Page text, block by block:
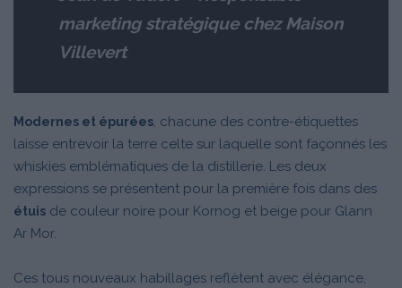
marketing stratégique chez Maison
Villevert
Modernes et épurées, chacune des contre-étiquettes
laisse entrevoir la terre celte sur laquelle sont façonnés les
whiskies emblématiques de la distillerie. Les deux
expressions se présentent pour la première fois dans des
étuis de couleur noire pour Kornog et beige pour Glann
Ar Mor.
Ces tous nouveaux habillages reflètent avec élégance,